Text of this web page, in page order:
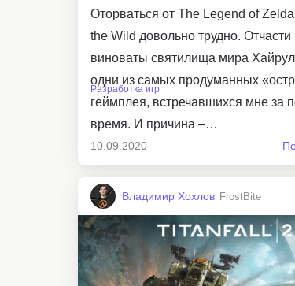
Оторваться от The Legend of
the Wild довольно трудно. Отчасти
виноваты святилища мира
одни из самых продуманных
геймплея, встречавшихся мне за
время. И причина –…
Разработка игр
10.09.2020
Владимир Хохлов FrostBite